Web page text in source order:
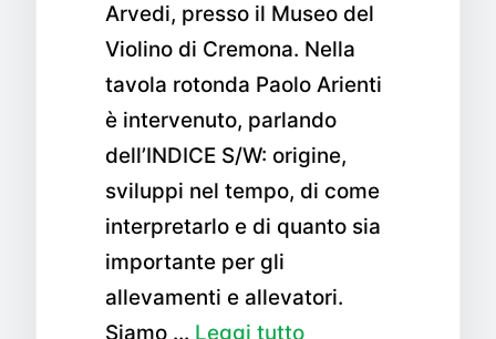
Arvedi, presso il Museo del
Violino di Cremona. Nella
tavola rotonda Paolo Arienti
è intervenuto, parlando
dell’INDICE S/W: origine,
sviluppi nel tempo, di come
interpretarlo e di quanto sia
importante per gli
allevamenti e allevatori.
Siamo … Leggi tutto